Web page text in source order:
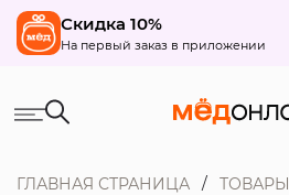
Скидка 10%
На первый заказ в приложении
ГЛАВНАЯ СТРАНИЦА ТОВАРЫ